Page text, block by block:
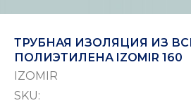
ТРУБНАЯ ИЗОЛЯЦИЯ ИЗ
ПОЛИЭТИЛЕНА IZOMIR 160
IZOMIR
SKU: